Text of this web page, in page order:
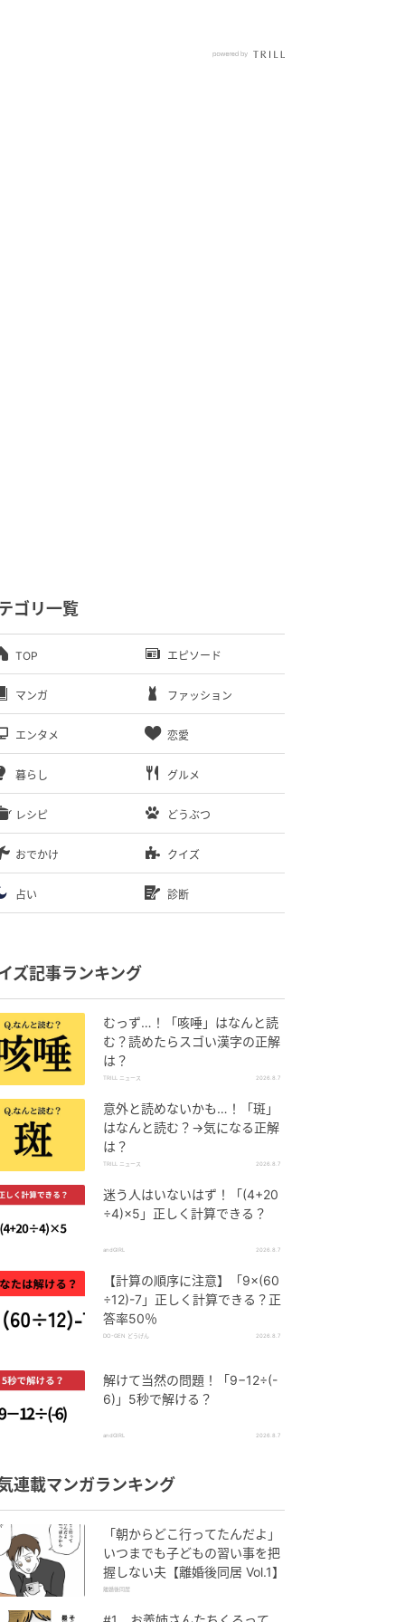
ゴリ一覧
TOP エピソード
マンガ ファッション
エンタメ 恋愛
暮らし グルメ
レシピ どうぶつ
おでかけ クイズ
占い 診断
ズ記事ランキング
むっず…！「咳唾」はなんと読
む？読めたらスゴい漢字の正解
は？
TRILL ニュース 2026.8.7
意外と読めないかも…！「斑」
はなんと読む？→気になる正解
は？
TRILL ニュース 2026.8.7
迷う人はいないはず！「(4+20
÷4)×5」正しく計算できる？
andGIRL 2026.8.7
【計算の順序に注意】「9×(60
÷12)-7」正しく計算できる？正
答率50％
DO-GEN どうげん 2026.8.7
解けて当然の問題！「9−12÷(-
6)」5秒で解ける？
andGIRL 2026.8.7
連載マンガランキング
「朝からどこ行ってたんだよ」
いつまでも子どもの習い事を把
握しない夫【離婚後同居 Vol.1】
離婚後同居